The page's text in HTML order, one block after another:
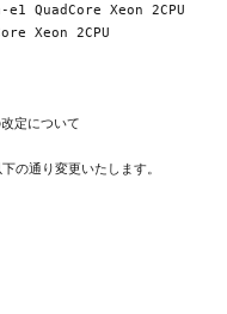
QuadCore Xeon 2CPU
Xeon 2CPU
定について
の通り変更いたします。